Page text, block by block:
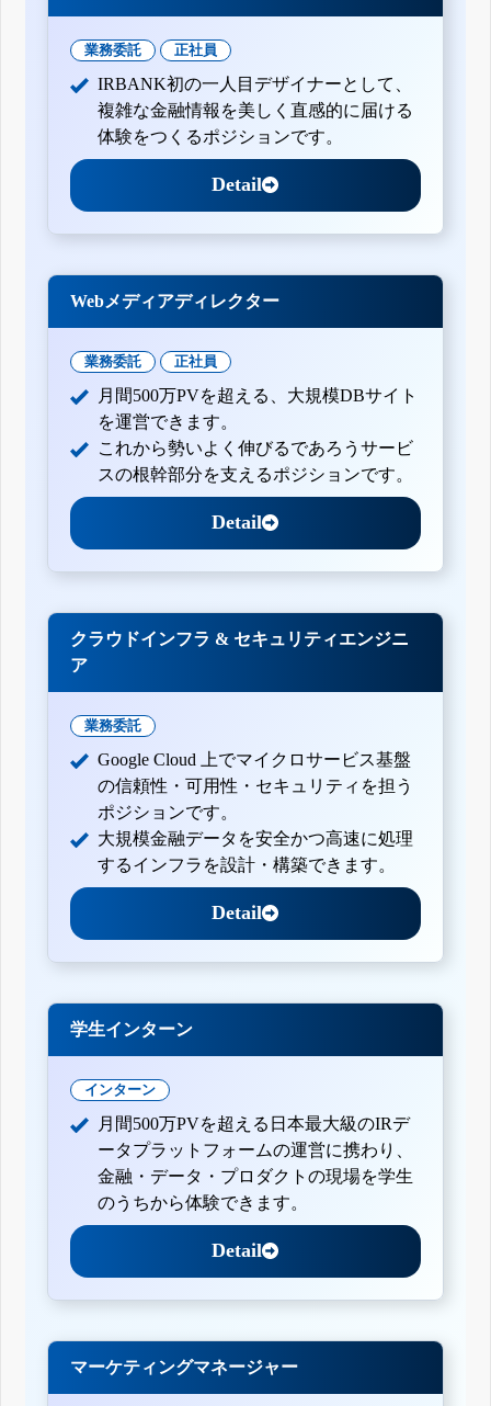
業務委託 正社員
IRBANK初の一人目デザイナーとして、
複雑な金融情報を美しく直感的に届ける
体験をつくるポジションです。
Detail
Webメディアディレクター
業務委託 正社員
月間500万PVを超える、大規模DBサイト
を運営できます。
これから勢いよく伸びるであろうサービ
スの根幹部分を支えるポジションです。
Detail
クラウドインフラ & セキュリティエンジニ
ア
業務委託
Google Cloud 上でマイクロサービス基盤
の信頼性・可用性・セキュリティを担う
ポジションです。
大規模金融データを安全かつ高速に処理
するインフラを設計・構築できます。
Detail
学生インターン
インターン
月間500万PVを超える日本最大級のIRデ
ータプラットフォームの運営に携わり、
金融・データ・プロダクトの現場を学生
のうちから体験できます。
Detail
マーケティングマネージャー